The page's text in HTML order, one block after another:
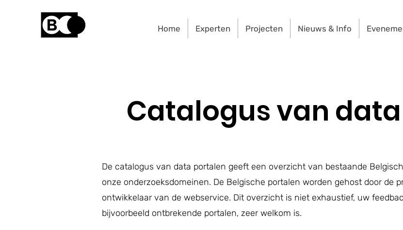
Home Experten Projecten Nieuws & Info
Catalogus van
De catalogus van data portalen geeft een overzicht van bestaande
onze onderzoeksdomeinen. De Belgische portalen worden gehost door de
ontwikkelaar van de webservice. Dit overzicht is niet exhaustief, uw
bijvoorbeeld ontbrekende portalen, zeer welkom is.